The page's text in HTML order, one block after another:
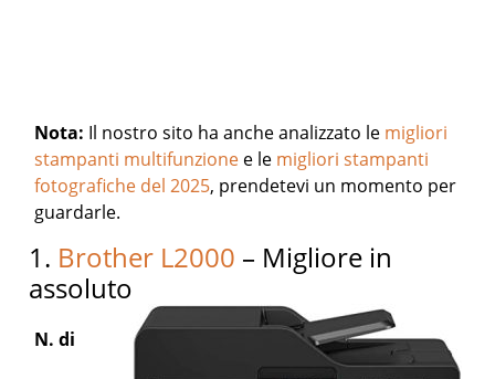
Nota: Il nostro sito ha anche analizzato le migliori
stampanti multifunzione e le migliori stampanti
fotografiche del 2025, prendetevi un momento per
guardarle.
1. Brother L2000 – Migliore in
assoluto
N. di